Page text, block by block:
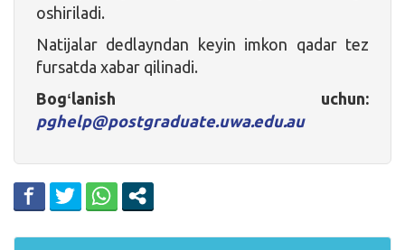
oshiriladi.
Natijalar dedlayndan keyin imkon qadar tez
fursatda xabar qilinadi.
Bogʻlanish uchun:
pghelp@postgraduate.uwa.edu.au